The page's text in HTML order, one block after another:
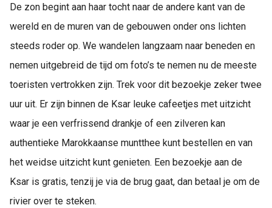
De zon begint aan haar tocht naar de andere kant van de
wereld en de muren van de gebouwen onder ons lichten
steeds roder op. We wandelen langzaam naar beneden en
nemen uitgebreid de tijd om foto’s te nemen nu de meeste
toeristen vertrokken zijn. Trek voor dit bezoekje zeker twee
uur uit. Er zijn binnen de Ksar leuke cafeetjes met uitzicht
waar je een verfrissend drankje of een zilveren kan
authentieke Marokkaanse muntthee kunt bestellen en van
het weidse uitzicht kunt genieten. Een bezoekje aan de
Ksar is gratis, tenzij je via de brug gaat, dan betaal je om de
rivier over te steken.